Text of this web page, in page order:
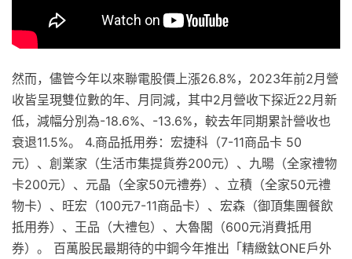
然而，儘管今年以來聯電股價上漲26.8%，2023年前2月營
收皆呈現雙位數的年、月同減，其中2月營收下探近22月新
低，減幅分別為-18.6%、-13.6%，較去年同期累計營收也
衰退11.5%。 4.商品抵用券：宏捷科（7-11商品卡 50
元）、創業家（生活市集提貨券200元）、九暘（全家禮物
卡200元）、元晶（全家50元禮券）、立積（全家50元禮
物卡）、旺宏（100元7-11商品卡）、宏森（御頂集團餐飲
抵用券）、王品（大禮包）、大魯閣（600元消費抵用
券）。 百萬股民最期待的中鋼今年推出「精緻鈦ONE戶外